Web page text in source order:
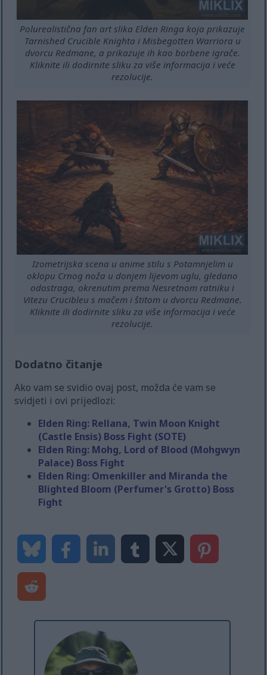
Polurealistična fan art slika Elden Ringa koja prikazuje
Tarnished Crucible Knighta i Misbegotten Warriora u
dvorcu Redmane, a prikazuje ih kao borbene igrače.
Kliknite ili dodirnite sliku za više informacija i veće
rezolucije.
Izometrijska scena u anime stilu s Potamnjelim u
oklopu Crnog noža u donjem lijevom uglu, gledano
odostraga, okrenutim prema Nesretnom ratniku i
Vitezu Crucibleu s mačem i štitom u dvorcu Redmane.
Kliknite ili dodirnite sliku za više informacija i veće
rezolucije.
Dodatno čitanje
Ako vam se svidio ovaj post, možda će vam se
svidjeti i ovi prijedlozi:
Elden Ring: Rellana, Twin Moon Knight
(Castle Ensis) Boss Fight (SOTE)
Elden Ring: Mohg, Lord of Blood (Mohgwyn
Palace) Boss Fight
Elden Ring: Omenkiller and Miranda the
Blighted Bloom (Perfumer's Grotto) Boss
Fight